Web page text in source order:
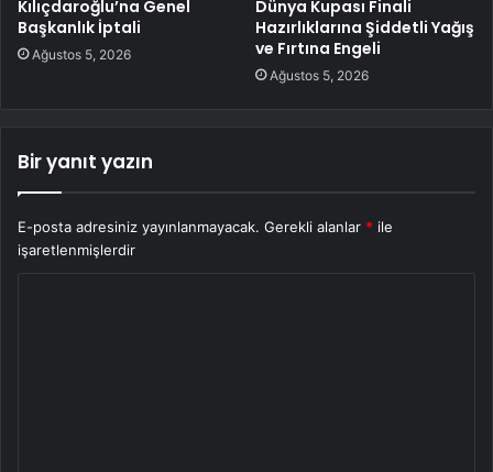
Kılıçdaroğlu’na Genel
Başkanlık İptali
Ağustos 5, 2026
Dünya Kupası Finali
Hazırlıklarına Şiddetli Yağış
ve Fırtına Engeli
Ağustos 5, 2026
Bir yanıt yazın
E-posta adresiniz yayınlanmayacak. Gerekli alanlar * ile
işaretlenmişlerdir